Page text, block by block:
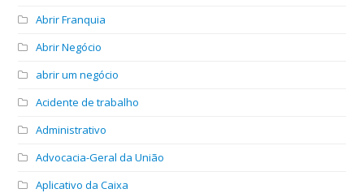
Abrir Franquia
Abrir Negócio
abrir um negócio
Acidente de trabalho
Administrativo
Advocacia-Geral da União
Aplicativo da Caixa